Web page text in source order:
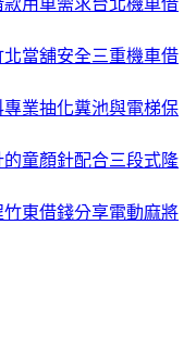
當舖安全三重機車借
業抽化糞池與電梯保
童顏針配合三段式隆
東借錢分享電動麻將